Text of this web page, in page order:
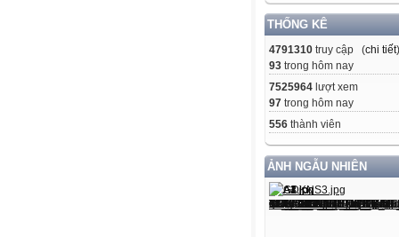
THỐNG KÊ
4791310 truy cập (chi tiết)
93 trong hôm nay
7525964 lượt xem
97 trong hôm nay
556 thành viên
ẢNH NGẪU NHIÊN